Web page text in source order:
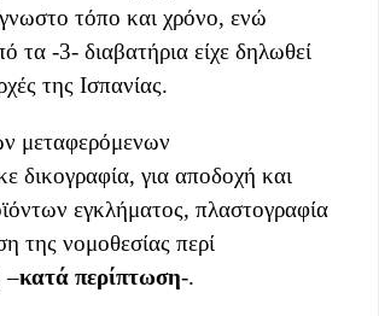
τόπο και χρόνο, ενώ
τα -3- διαβατήρια είχε δηλωθεί
της Ισπανίας.
μεταφερόμενων
δικογραφία, για αποδοχή και
εγκλήματος, πλαστογραφία
της νομοθεσίας περί
–κατά περίπτωση-.